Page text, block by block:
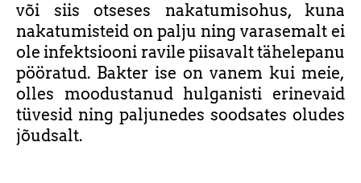
või siis otseses nakatumisohus, kuna
nakatumisteid on palju ning varasemalt ei
ole infektsiooni ravile piisavalt tähelepanu
pööratud. Bakter ise on vanem kui meie,
olles moodustanud hulganisti erinevaid
tüvesid ning paljunedes soodsates oludes
jõudsalt.